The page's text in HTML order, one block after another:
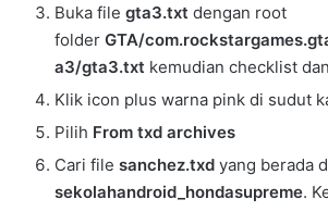
Buka file gta3.txt dengan root
folder GTA/
a3/gta3.txt kemudian checklist
Klik icon plus warna pink di sudut
Pilih From txd archives
Cari file sanchez.txd yang berada
sekolahandroid_hondasupreme.